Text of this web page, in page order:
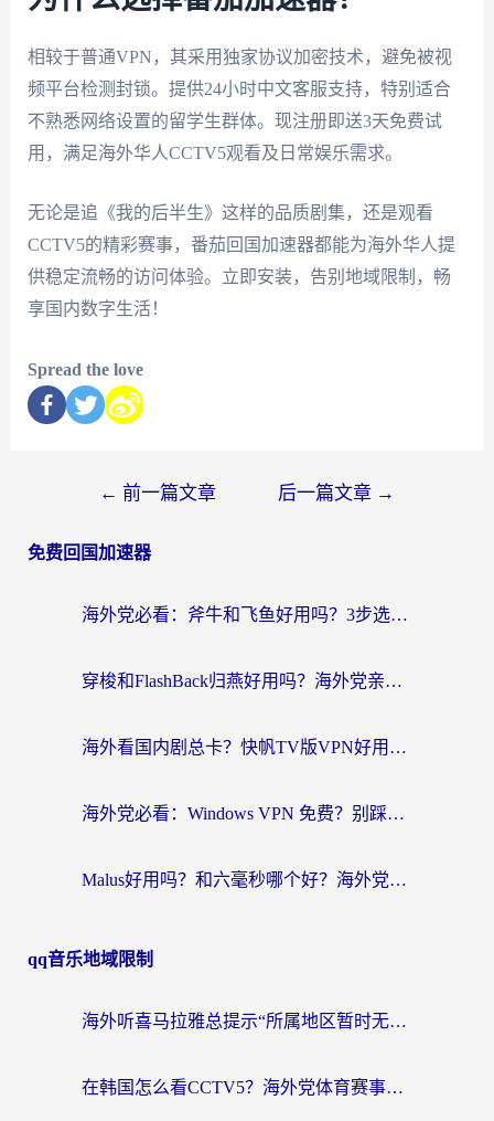
相较于普通VPN，其采用独家协议加密技术，避免被视
频平台检测封锁。提供24小时中文客服支持，特别适合
不熟悉网络设置的留学生群体。现注册即送3天免费试
用，满足海外华人CCTV5观看及日常娱乐需求。
无论是追《我的后半生》这样的品质剧集，还是观看
CCTV5的精彩赛事，番茄回国加速器都能为海外华人提
供稳定流畅的访问体验。立即安装，告别地域限制，畅
享国内数字生活！
Spread the love
← 前一篇文章 后一篇文章 →
免费回国加速器
海外党必看：斧牛和飞鱼好用吗？3步选对回国加速器，无缝刷剧玩国服
穿梭和FlashBack归燕好用吗？海外党亲测3款热门回国加速器，教你选对不踩坑
海外看国内剧总卡？快帆TV版VPN好用吗？和快滚VPN对比哪个回国效果更好？
海外党必看：Windows VPN 免费？别踩坑！教你选对好用的国内加速器无缝回国
Malus好用吗？和六毫秒哪个好？海外党选回国加速器的避坑指南
qq音乐地域限制
海外听喜马拉雅总提示“所属地区暂时无版权”？这个限制解除方法亲测有效！
在韩国怎么看CCTV5？海外党体育赛事+中文解说观看终极指南